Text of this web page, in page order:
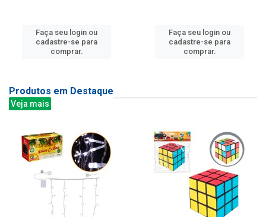
Faça seu login ou
cadastre-se para
comprar.
Faça seu login ou
cadastre-se para
comprar.
Produtos em Destaque
Veja mais